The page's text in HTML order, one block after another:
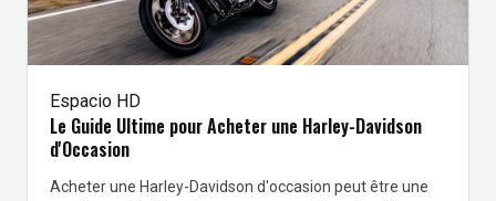
Espacio HD
Le Guide Ultime pour Acheter une Harley-Davidson
d'Occasion
Acheter une Harley-Davidson d'occasion peut être une